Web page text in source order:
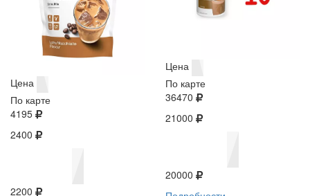
Цена
По карте
4195
2400
2200
Цена
По карте
36470
21000
20000